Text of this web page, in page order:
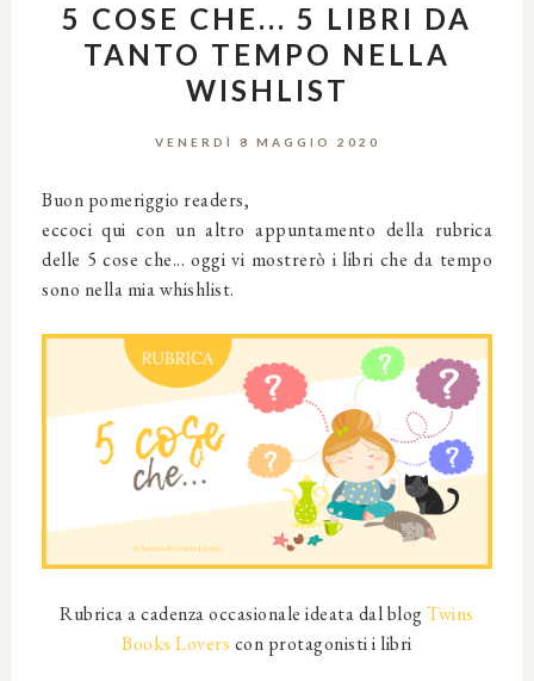
5 COSE CHE... 5 LIBRI DA
TANTO TEMPO NELLA
WISHLIST
VENERDÌ 8 MAGGIO 2020
Buon pomeriggio readers,
eccoci qui con un altro appuntamento della rubrica
delle 5 cose che... oggi vi mostrerò i libri che da tempo
sono nella mia whishlist.
Rubrica a cadenza occasionale ideata dal blogTwins
Books Lovers con protagonisti i libri